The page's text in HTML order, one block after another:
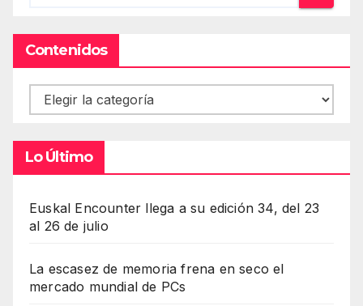
Contenidos
Contenidos
Lo Último
Euskal Encounter llega a su edición 34, del 23
al 26 de julio
La escasez de memoria frena en seco el
mercado mundial de PCs